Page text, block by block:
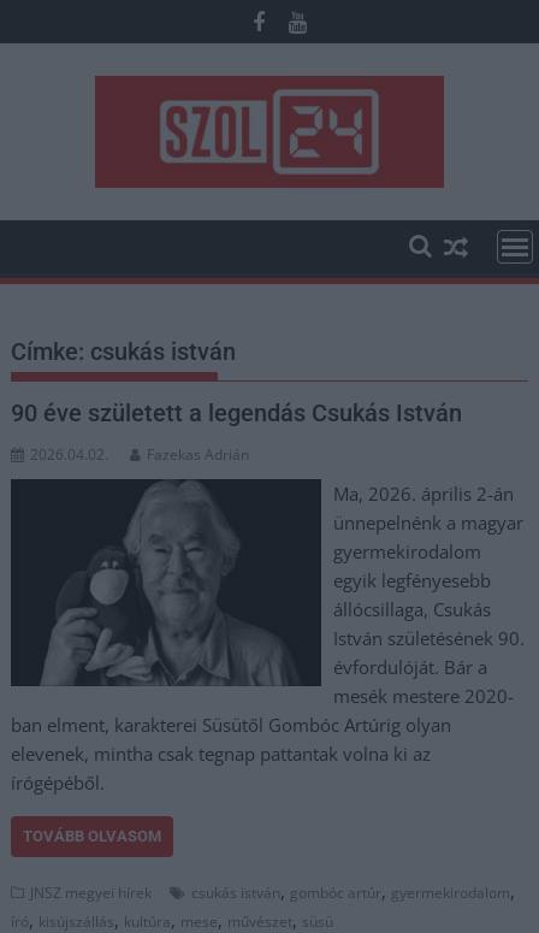
to
Címke: csukás istván
90 éve született a legendás Csukás István
2026.04.02. Fazekas Adrián
Ma, 2026. április 2-án
ünnepelnénk a magyar
gyermekirodalom
egyik legfényesebb
állócsillaga, Csukás
István születésének 90.
évfordulóját. Bár a
mesék mestere 2020-
ban elment, karakterei Süsütől Gombóc Artúrig olyan
elevenek, mintha csak tegnap pattantak volna ki az
írógépéből.
TOVÁBB OLVASOM
JNSZ megyei hírek csukás istván, gombóc artúr, gyermekirodalom,
író, kisújszállás, kultúra, mese, művészet, süsü